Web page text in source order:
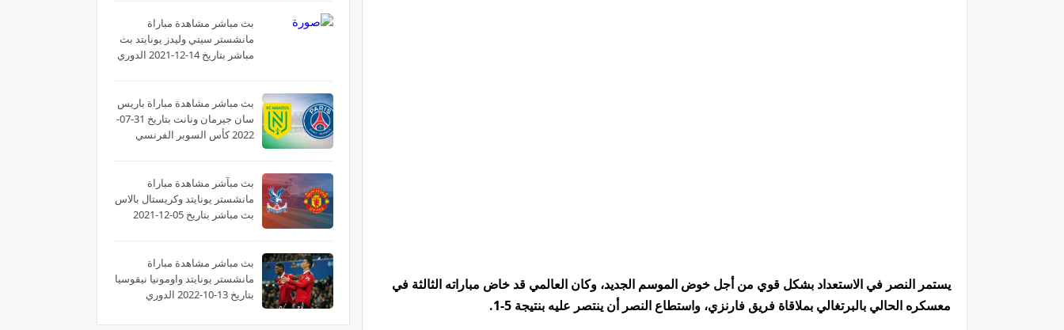
يستمر النصر في الاستعداد بشكل قوي من أجل خوض الموسم الجديد، وكان العالمي قد خاض مباراته الثالثة في
معسكره الحالي بالبرتغالي بملاقاة فريق فارنزي، واستطاع النصر أن ينتصر عليه بنتيجة 5-1.
بث مباشر مشاهدة مباراة
مانشستر سيتي وليدز يونايتد بث
مباشر بتاريخ 14-12-2021 الدوري
بث مباشر مشاهدة مباراة باريس
سان جيرمان ونانت بتاريخ 31-07-
2022 كأس السوبر الفرنسي
بث مبآشر مشاهدة مباراة
مانشستر يونايتد وكريستال بالاس
بث مباشر بتاريخ 05-12-2021
بث مباشر مشاهدة مباراة
مانشستر يونايتد واومونيا نيقوسيا
بتاريخ 13-10-2022 الدوري